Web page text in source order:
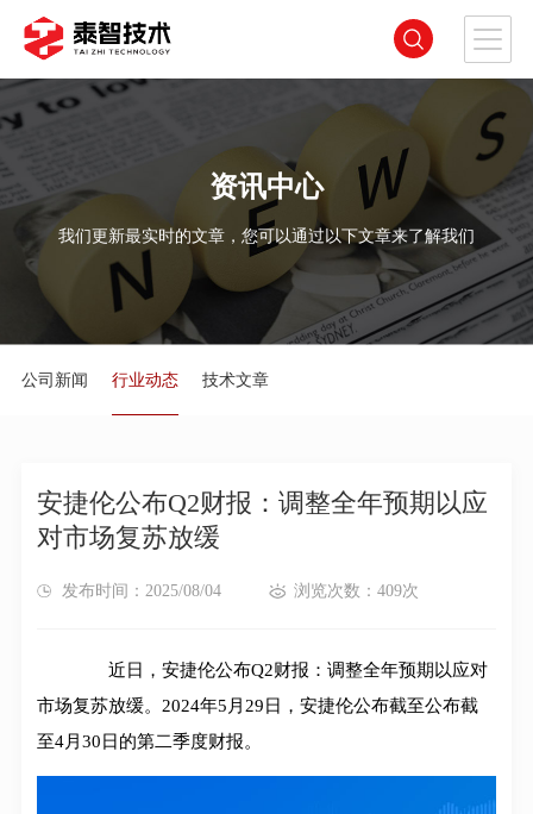
资讯中心
我们更新最实时的文章，您可以通过以下文章来了解我们
公司新闻 行业动态 技术文章
安捷伦公布Q2财报：调整全年预期以应
对市场复苏放缓
发布时间：2025/08/04 浏览次数：409次
近日，安捷伦公布Q2财报：调整全年预期以应对
市场复苏放缓。2024年5月29日，安捷伦公布截至公布截
至4月30日的第二季度财报。